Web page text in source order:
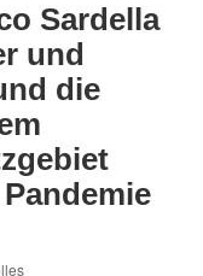
Sardella
und
die